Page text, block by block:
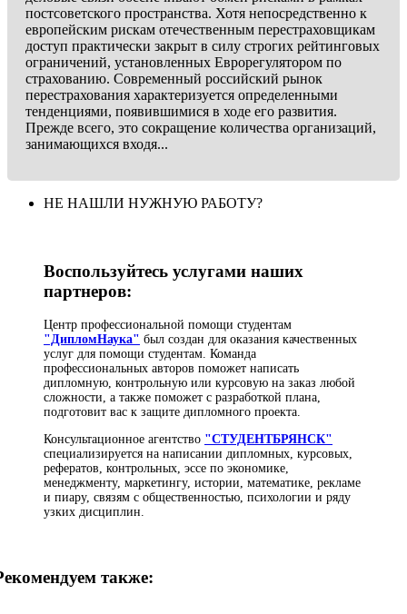
постсоветского пространства. Хотя непосредственно к
европейским рискам отечественным перестраховщикам
доступ практически закрыт в силу строгих рейтинговых
ограничений, установленных Еврорегулятором по
страхованию. Современный российский рынок
перестрахования характеризуется определенными
тенденциями, появившимися в ходе его развития.
Прежде всего, это сокращение количества организаций,
занимающихся входя...
НЕ НАШЛИ НУЖНУЮ РАБОТУ?
Воспользуйтесь услугами наших
партнеров:
Центр профессиональной помощи студентам
"ДипломНаука" был создан для оказания качественных
услуг для помощи студентам. Команда
профессиональных авторов поможет написать
дипломную, контрольную или курсовую на заказ любой
сложности, а также поможет с разработкой плана,
подготовит вас к защите дипломного проекта.
Консультационное агентство "СТУДЕНТБРЯНСК"
специализируется на написании дипломных, курсовых,
рефератов, контрольных, эссе по экономике,
менеджменту, маркетингу, истории, математике, рекламе
и пиару, связям с общественностью, психологии и ряду
узких дисциплин.
также: